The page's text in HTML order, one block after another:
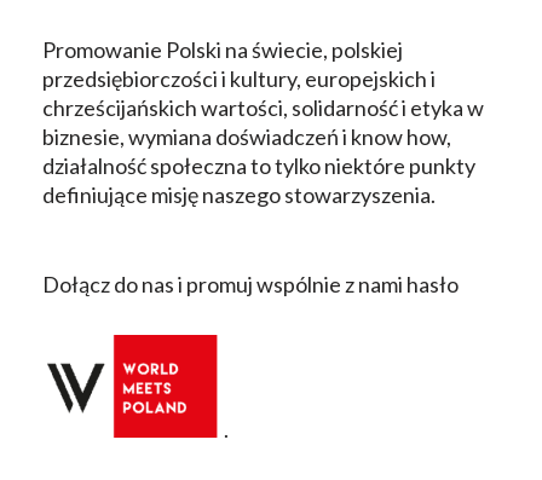
Promowanie Polski na świecie, polskiej
przedsiębiorczości i kultury, europejskich i
chrześcijańskich wartości, solidarność i etyka w
biznesie, wymiana doświadczeń i know how,
działalność społeczna to tylko niektóre punkty
definiujące misję naszego stowarzyszenia.
Dołącz do nas i promuj wspólnie z nami hasło
.